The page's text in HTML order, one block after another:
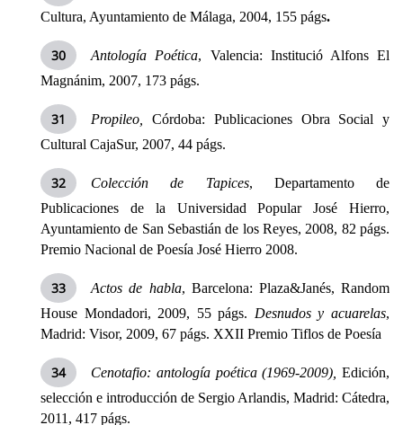
Cultura, Ayuntamiento de Málaga, 2004, 155 págs.
Antología Poética, Valencia: Institució Alfons El
Magnánim, 2007, 173 págs.
Propileo, Córdoba: Publicaciones Obra Social y
Cultural CajaSur, 2007, 44 págs.
Colección de Tapices, Departamento de
Publicaciones de la Universidad PopularJosé Hierro,
Ayuntamiento de San Sebastián de los Reyes, 2008, 82 págs.
Premio Nacional de Poesía José Hierro 2008.
Actos de habla, Barcelona: Plaza&Janés, Random
House Mondadori, 2009, 55 págs. Desnudos y acuarelas,
Madrid: Visor, 2009, 67 págs. XXII Premio Tiflos de Poesía
Cenotafio: antología poética (1969-2009), Edición,
selección e introducción de Sergio Arlandis, Madrid: Cátedra,
2011, 417 págs.